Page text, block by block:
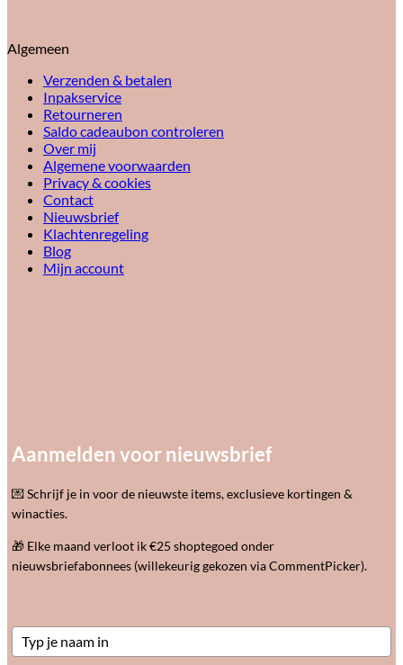
Algemeen
Verzenden & betalen
Inpakservice
Retourneren
Saldo cadeaubon controleren
Over mij
Algemene voorwaarden
Privacy & cookies
Contact
Nieuwsbrief
Klachtenregeling
Blog
Mijn account
Aanmelden voor nieuwsbrief
💌 Schrijf je in voor de nieuwste items, exclusieve kortingen &
winacties.
🎁 Elke maand verloot ik €25 shoptegoed onder
nieuwsbriefabonnees (willekeurig gekozen via CommentPicker).